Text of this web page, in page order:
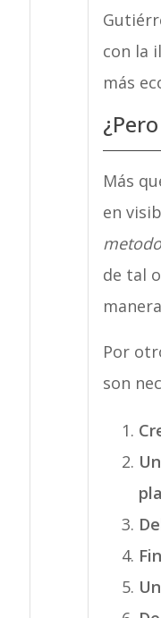
con la
más
Más
en
de tal
Por
son